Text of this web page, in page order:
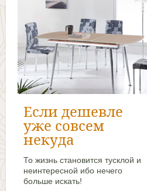
Если дешевле
уже совсем
некуда
То жизнь становится тусклой и
неинтересной ибо нечего
больше искать!